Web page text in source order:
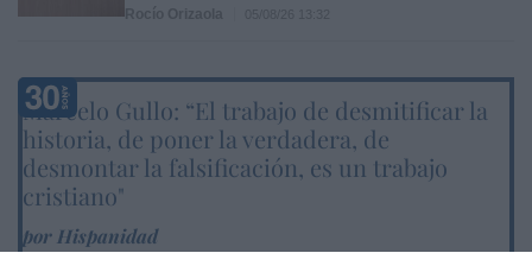
Marcelo Gullo: “El trabajo de desmitificar la
historia, de poner la verdadera, de
desmontar la falsificación, es un trabajo
cristiano"
por Hispanidad